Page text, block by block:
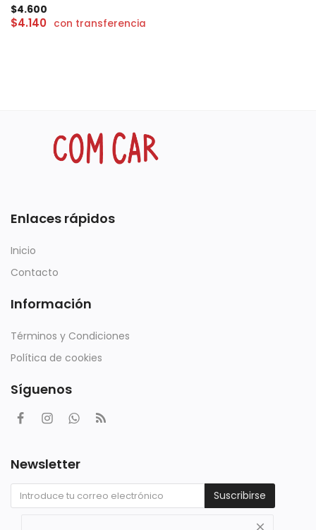
$4.600
$4.140 con transferencia
Enlaces rápidos
Inicio
Contacto
Información
Términos y Condiciones
Política de cookies
Síguenos
Newsletter
Suscribirse